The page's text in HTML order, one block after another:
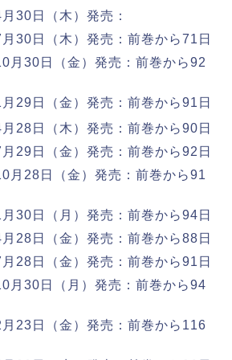
30日（木）発売：
30日（木）発売：前巻から71日
月30日（金）発売：前巻から92
29日（金）発売：前巻から91日
28日（木）発売：前巻から90日
29日（金）発売：前巻から92日
月28日（金）発売：前巻から91
30日（月）発売：前巻から94日
28日（金）発売：前巻から88日
28日（金）発売：前巻から91日
月30日（月）発売：前巻から94
23日（金）発売：前巻から116